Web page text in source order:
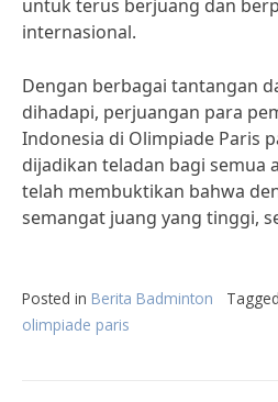
untuk terus berjuang dan
internasional.
Dengan berbagai tantangan
dihadapi, perjuangan para
Indonesia di Olimpiade Paris
dijadikan teladan bagi semua
telah membuktikan bahwa
semangat juang yang tinggi,
Posted in Berita Badminton Tagged
olimpiade paris